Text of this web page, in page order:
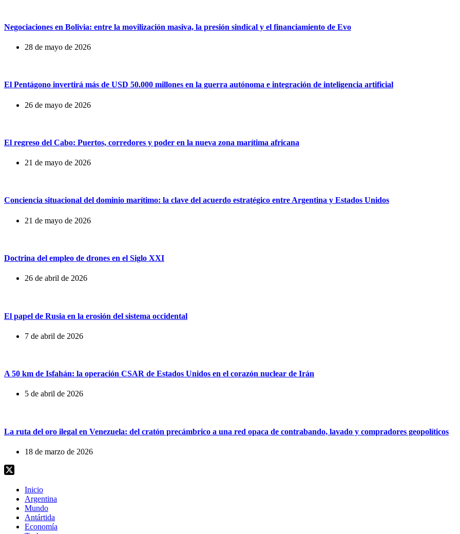
Negociaciones en Bolivia: entre la movilización masiva, la presión sindical y el financiamiento de Evo
28 de mayo de 2026
El Pentágono invertirá más de USD 50.000 millones en la guerra autónoma e integración de inteligencia artificial
26 de mayo de 2026
El regreso del Cabo: Puertos, corredores y poder en la nueva zona marítima africana
21 de mayo de 2026
Conciencia situacional del dominio marítimo: la clave del acuerdo estratégico entre Argentina y Estados Unidos
21 de mayo de 2026
Doctrina del empleo de drones en el Siglo XXI
26 de abril de 2026
El papel de Rusia en la erosión del sistema occidental
7 de abril de 2026
A 50 km de Isfahán: la operación CSAR de Estados Unidos en el corazón nuclear de Irán
5 de abril de 2026
La ruta del oro ilegal en Venezuela: del cratón precámbrico a una red opaca de contrabando, lavado y compradores geopolíticos
18 de marzo de 2026
Inicio
Argentina
Mundo
Antártida
Economía